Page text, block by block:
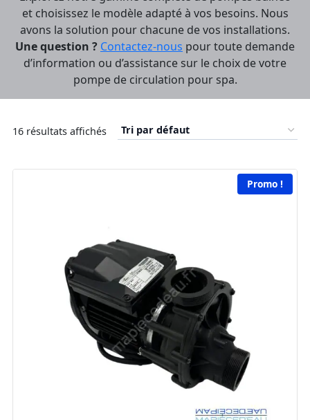
et choisissez le modèle adapté à vos besoins. Nous
avons la solution pour chacune de vos installations.
Une question ? Contactez-nous pour toute demande
d’information ou d’assistance sur le choix de votre
pompe de circulation pour spa.
16 résultats affichés
Promo !